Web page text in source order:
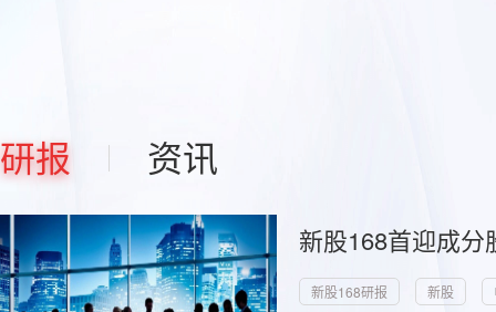
研报 资讯
新股168首迎成
新股168研报 新股